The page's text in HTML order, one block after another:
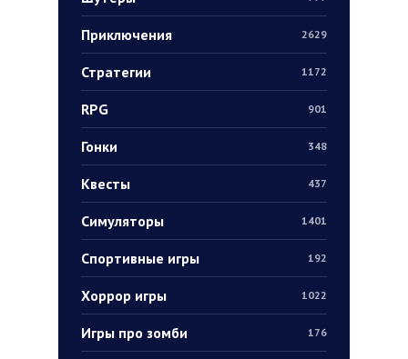
Приключения 2629
Стратегии 1172
RPG 901
Гонки 348
Квесты 437
Симуляторы 1401
Спортивные игры 192
Хоррор игры 1022
Игры про зомби 176